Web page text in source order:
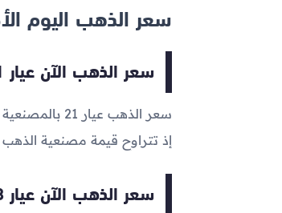
سعر الذهب اليوم
سعر الذهب الآن عيار 21 بالمصنعية
سعر الذهب عيار 21 بالمصنعية في بداية تعاملات اليوم الآن يتراوح ما بين
إذ تتراوح قيمة مصنعية الذهب عيار 21 بين 60
سعر الذهب الآن عيار 18 بالمصنعية